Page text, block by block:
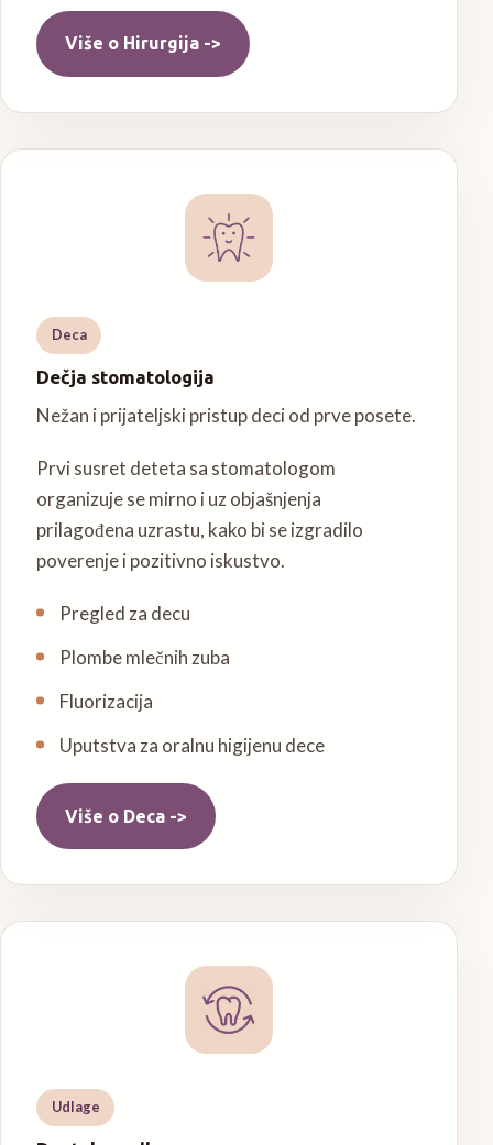
Više o Hirurgija ->
Deca
Dečja stomatologija
Nežan i prijateljski pristup deci od prve posete.
Prvi susret deteta sa stomatologom
organizuje se mirno i uz objašnjenja
prilagođena uzrastu, kako bi se izgradilo
poverenje i pozitivno iskustvo.
Pregled za decu
Plombe mlečnih zuba
Fluorizacija
Uputstva za oralnu higijenu dece
Više o Deca ->
Udlage